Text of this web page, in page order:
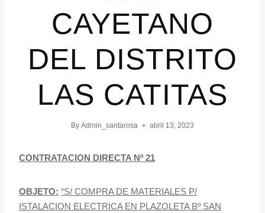
CAYETANO
DEL DISTRITO
LAS CATITAS
By Admin_santarosa abril 13, 2023
CONTRATACION DIRECTA Nº 21
OBJETO: “S/ COMPRA DE MATERIALES P/
ISTALACION ELECTRICA EN PLAZOLETA Bº SAN